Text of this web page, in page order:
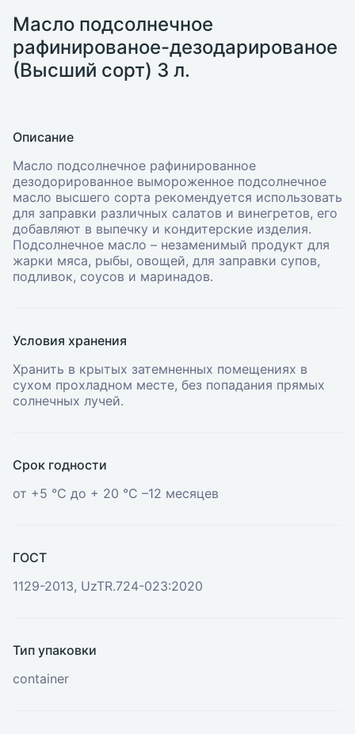
Масло подсолнечное
рафинированое-дезодарированое
(Высший сорт) 3 л.
Описание
Масло подсолнечное рафинированное
дезодорированное вымороженное подсолнечное
масло высшего сорта рекомендуется использовать
для заправки различных салатов и винегретов, его
добавляют в выпечку и кондитерские изделия.
Подсолнечное масло – незаменимый продукт для
жарки мяса, рыбы, овощей, для заправки супов,
подливок, соусов и маринадов.
Условия хранения
Хранить в крытых затемненных помещениях в
сухом прохладном месте, без попадания прямых
солнечных лучей.
Срок годности
от +5 °С до + 20 °С –12 месяцев
ГОСТ
1129-2013, UzTR.724-023:2020
Тип упаковки
container